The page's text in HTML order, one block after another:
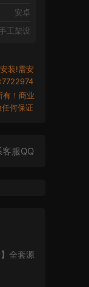
安卓
工架设
装!需安
有！商业
何保证
全套源